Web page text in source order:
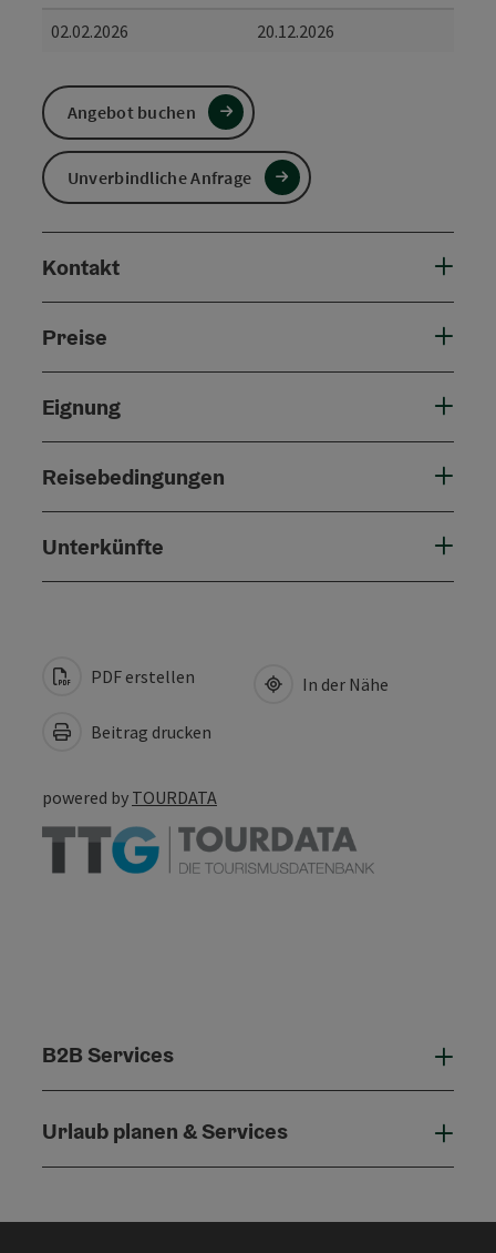
02.02.2026
20.12.2026
Angebot buchen
Unverbindliche Anfrage
Kontakt
Preise
Eignung
Reisebedingungen
Unterkünfte
PDF erstellen
Beitrag drucken
In der Nähe
powered by TOURDATA
B2B Services
Urlaub planen & Services